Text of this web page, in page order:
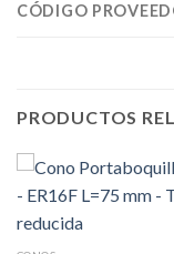
CÓDIGO
PRODUCTOS